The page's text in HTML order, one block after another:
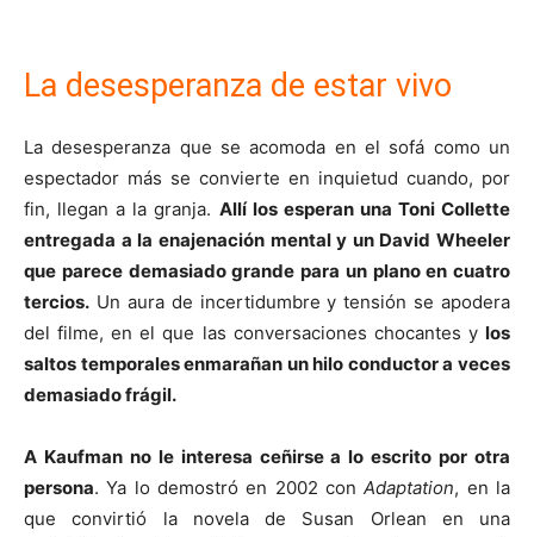
La desesperanza de estar vivo
La desesperanza que se acomoda en el sofá como un
espectador más se convierte en inquietud cuando, por
fin, llegan a la granja. Allí los esperan una Toni Collette
entregada a la enajenación mental y un David Wheeler
que parece demasiado grande para un plano en cuatro
tercios. Un aura de incertidumbre y tensión se apodera
del filme, en el que las conversaciones chocantes y los
saltos temporales enmarañan un hilo conductor a veces
demasiado frágil.
A Kaufman no le interesa ceñirse a lo escrito por otra
persona. Ya lo demostró en 2002 conAdaptation, en la
que convirtió la novela de Susan Orlean en una